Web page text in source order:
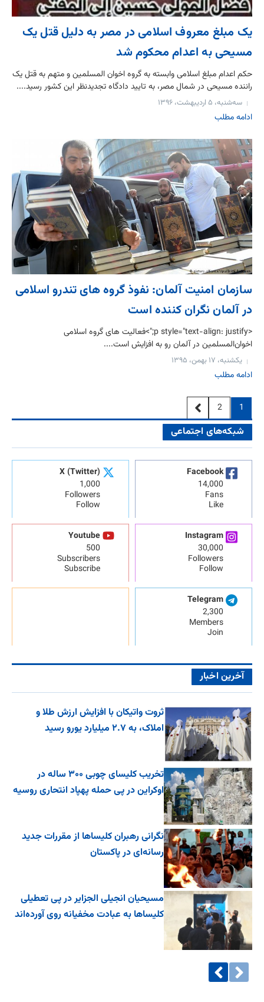
یک مبلغ معروف اسلامی در مصر به دلیل قتل یک
مسیحی به اعدام محکوم شد
حکم اعدام مبلغ اسلامی وابسته به گروه اخوان المسلمین و متهم به قتل یک
راننده مسیحی در شمال مصر، به تایید دادگاه تجدیدنظر این کشور رسید....
سه‌شنبه، ۵ اردیبهشت، ۱۳۹۶
ادامه مطلب
سازمان امنیت آلمان: نفوذ گروه های تندرو اسلامی
در آلمان نگران کننده است
<p style="text-align: justify;">فعالیت های گروه اسلامی
اخوان‌المسلمین در آلمان رو به افزایش است....
یکشنبه، ۱۷ بهمن، ۱۳۹۵
ادامه مطلب
1
2
شبکه‌های اجتماعی
Facebook
14,000
Fans
Like
X (Twitter)
1,000
Followers
Follow
Instagram
30,000
Followers
Follow
Youtube
500
Subscribers
Subscribe
Telegram
2,300
Members
Join
آخرین اخبار
ثروت واتیکان با افزایش ارزش طلا و
املاک، به ۲.۷ میلیارد یورو رسید
تخریب کلیسای چوبی ۳۰۰ ساله در
اوکراین در پی حمله پهپاد انتحاری روسیه
نگرانی رهبران کلیساها از مقررات جدید
رسانه‌ای در پاکستان
مسیحیان انجیلی الجزایر در پی تعطیلی
کلیساها به عبادت مخفیانه روی آورده‌اند